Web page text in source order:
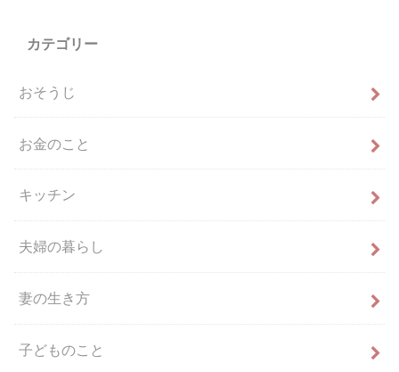
カテゴリー
おそうじ
お金のこと
キッチン
夫婦の暮らし
妻の生き方
子どものこと